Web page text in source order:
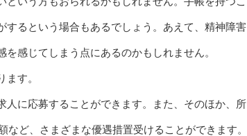
るという場合もあるでしょう。あえて、精神障害
感じてしまう点にあるのかもしれません。
す。
人に応募することができます。また、そのほか、所
ど、さまざまな優遇措置受けることができます。